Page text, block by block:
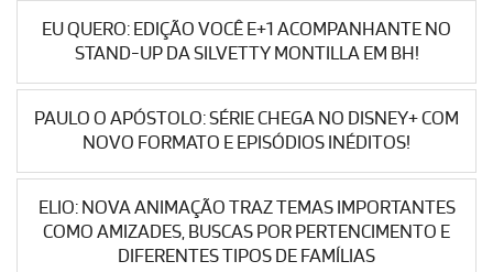
EU QUERO: EDIÇÃO VOCÊ E+1 ACOMPANHANTE NO
STAND-UP DA SILVETTY MONTILLA EM BH!
PAULO O APÓSTOLO: SÉRIE CHEGA NO DISNEY+ COM
NOVO FORMATO E EPISÓDIOS INÉDITOS!
ELIO: NOVA ANIMAÇÃO TRAZ TEMAS IMPORTANTES
COMO AMIZADES, BUSCAS POR PERTENCIMENTO E
DIFERENTES TIPOS DE FAMÍLIAS